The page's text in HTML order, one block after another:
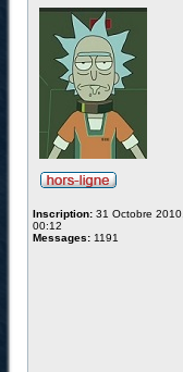
Inscription: 31 Octobre 2010,
00:12
Messages: 1191